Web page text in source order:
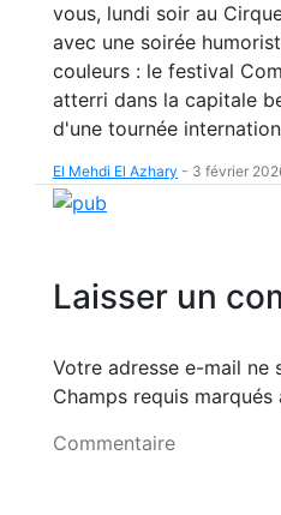
vous, lundi soir au
avec une soirée
couleurs : le festival
atterri dans la capitale
d'une tournée
El Mehdi El Azhary - 3 février
Laisser un
Votre adresse e-mail ne
Champs requis marqués
Commentaire